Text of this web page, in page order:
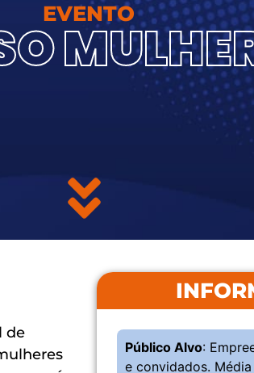
EVENTO
de
Público Alvo:
e convidados.